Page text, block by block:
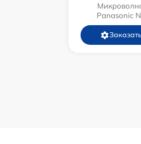
Panasonic